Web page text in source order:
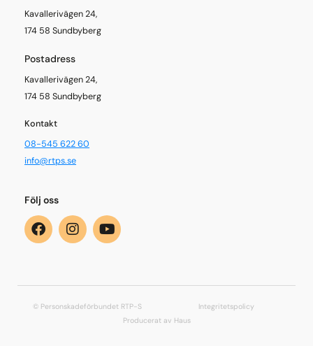
Kavallerivägen 24,
174 58 Sundbyberg
Postadress
Kavallerivägen 24,
174 58 Sundbyberg
Kontakt
08-545 622 60
info@rtps.se
Följ oss
© Personskadeförbundet RTP-S
Integritetspolicy
Producerat av Haus